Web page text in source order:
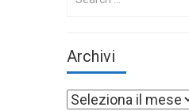
Archivi
Archivi